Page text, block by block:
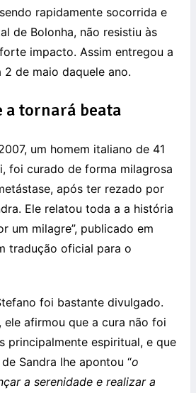
rapidamente socorrida e
de Bolonha, não resistiu às
impacto. Assim entregou a
2 de maio daquele ano.
a tornará beata
um homem italiano de 41
foi curado de forma milagrosa
após ter rezado por
Ele relatou toda a a história
um milagre”, publicado em
tradução oficial para o
foi bastante divulgado.
ele afirmou que a cura não foi
principalmente espiritual, e que
Sandra lhe apontou “o
a serenidade e realizar a